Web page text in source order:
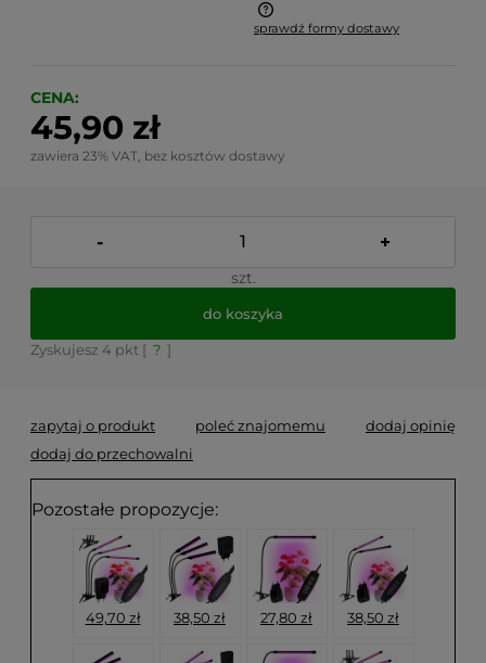
Cena nie zawiera ewentualnych kosztów płatności
sprawdź formy dostawy
CENA:
45,90 zł
zawiera 23% VAT, bez kosztów dostawy
- +
szt.
do koszyka
Zyskujesz 4 pkt [ ? ]
zapytaj o produkt poleć znajomemu
dodaj opinię
dodaj do przechowalni
Pozostałe propozycje:
49,70 zł 38,50 zł 27,80 zł 38,50 zł